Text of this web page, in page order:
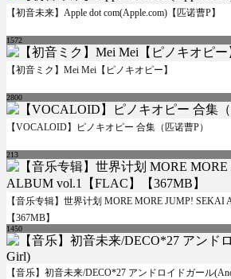
【初音未来】Apple dot com(Apple.com)【匹诺曹P】
1572
【初音ミク】Mei Mei【ピノキオピー】
2800
【VOCALOID】ピノキオピー 合集（匹诺曹P）
213
【音乐专辑】世界计划 MORE MORE JUMP! SEKAI
【367MB】
1450
【音乐】初音未来/DECO*27 アンドロイドガール